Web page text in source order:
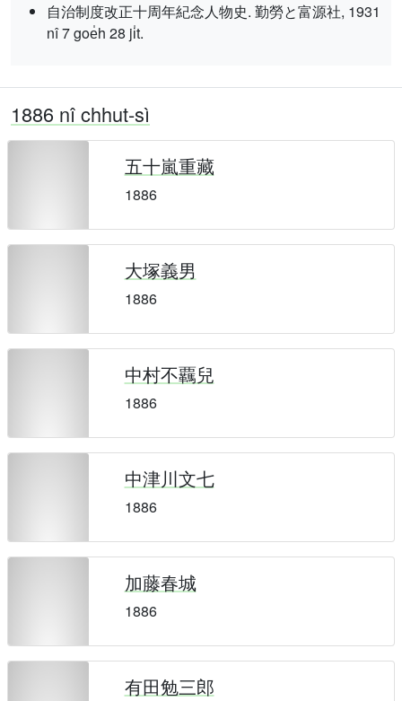
自治制度改正十周年紀念人物史. 勤勞と富源社, 1931
nî 7 goe̍h 28 ji̍t.
1886 nî chhut-sì
五十嵐重藏
1886
大塚義男
1886
中村不覊兒
1886
中津川文七
1886
加藤春城
1886
有田勉三郎